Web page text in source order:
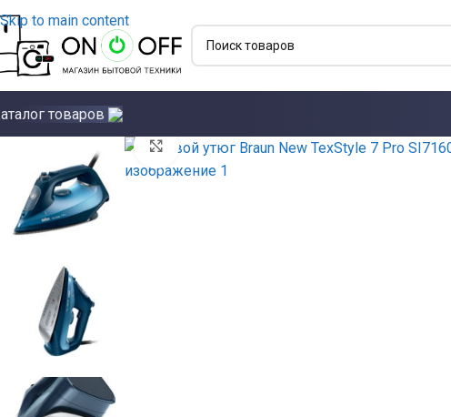
Skip to main content
товаров
Click to enlarge